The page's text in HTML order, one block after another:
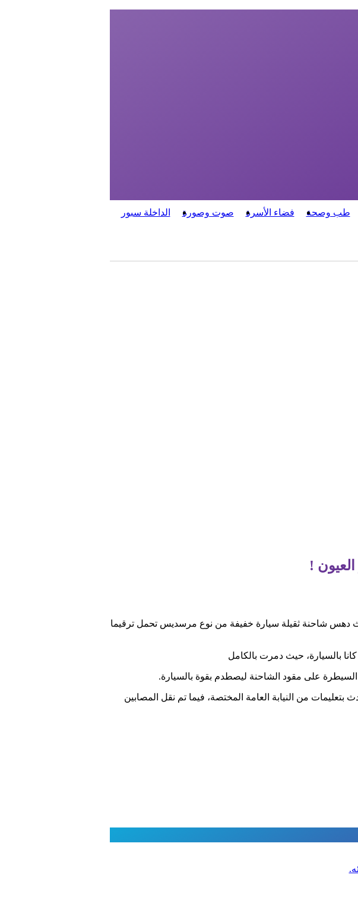
طب وصحة فضاء الأسرة صوت وصورة الداخلة سبور
!
دهس شاحنة ثقيلة سيارة خفيفة من نوع مرسديس تحمل ترقيما
بالسيارة، حيث دمرت بالكامل
على مقود الشاحنة ليصطدم بقوة بالسيارة.
من النيابة العامة المختصة، فيما تم نقل المصابين